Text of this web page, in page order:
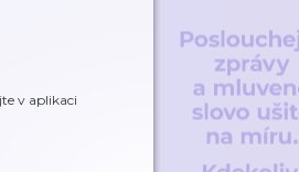
v aplikaci